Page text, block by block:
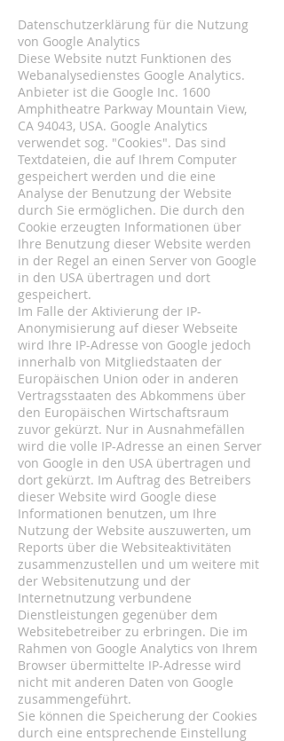
Datenschutzerklärung für die Nutzung
von Google Analytics
Diese Website nutzt Funktionen des
Webanalysedienstes Google Analytics.
Anbieter ist die Google Inc. 1600
Amphitheatre Parkway Mountain View,
CA 94043, USA. Google Analytics
verwendet sog. "Cookies". Das sind
Textdateien, die auf Ihrem Computer
gespeichert werden und die eine
Analyse der Benutzung der Website
durch Sie ermöglichen. Die durch den
Cookie erzeugten Informationen über
Ihre Benutzung dieser Website werden
in der Regel an einen Server von Google
in den USA übertragen und dort
gespeichert.
Im Falle der Aktivierung der IP-
Anonymisierung auf dieser Webseite
wird Ihre IP-Adresse von Google jedoch
innerhalb von Mitgliedstaaten der
Europäischen Union oder in anderen
Vertragsstaaten des Abkommens über
den Europäischen Wirtschaftsraum
zuvor gekürzt. Nur in Ausnahmefällen
wird die volle IP-Adresse an einen Server
von Google in den USA übertragen und
dort gekürzt. Im Auftrag des Betreibers
dieser Website wird Google diese
Informationen benutzen, um Ihre
Nutzung der Website auszuwerten, um
Reports über die Websiteaktivitäten
zusammenzustellen und um weitere mit
der Websitenutzung und der
Internetnutzung verbundene
Dienstleistungen gegenüber dem
Websitebetreiber zu erbringen. Die im
Rahmen von Google Analytics von Ihrem
Browser übermittelte IP-Adresse wird
nicht mit anderen Daten von Google
zusammengeführt.
Sie können die Speicherung der Cookies
durch eine entsprechende Einstellung